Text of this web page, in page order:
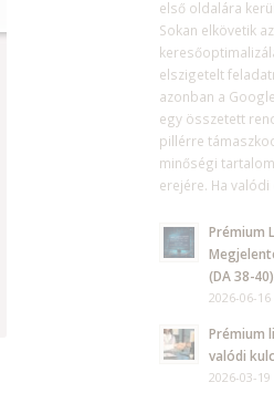
első oldalára
Sokan elkövetik
elszigetelt
azonban a
egy összetett
pillérre
minőségi
erejére. Ha
Prémium
(DA 38-40)
2026-06-16
Prémium
valódi
2026-03-19